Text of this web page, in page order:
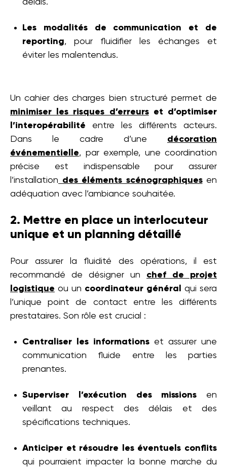
délais.
Les modalités de communication et de
reporting, pour fluidifier les échanges et
éviter les malentendus.
Un cahier des charges bien structuré permet de
minimiser les risques d’erreurset d’optimiser
l’interopérabilité entre les différents acteurs.
Dans le cadre d’une décoration
événementielle, par exemple, une coordination
précise est indispensable pour assurer
l’installation des éléments scénographiquesen
adéquation avec l’ambiance souhaitée.
2. Mettre en place un interlocuteur
unique et un planning détaillé
Pour assurer la fluidité des opérations, il est
recommandé de désigner un chef de projet
logistique ou un coordinateur général
qui sera
l’unique point de contact entre les différents
prestataires. Son rôle est crucial :
Centraliser les informations et assurer une
communication fluide entre les parties
prenantes.
Superviser l’exécution des missions en
veillant au respect des délais et des
spécifications techniques.
Anticiper et résoudre les éventuels conflits
qui pourraient impacter la bonne marche du